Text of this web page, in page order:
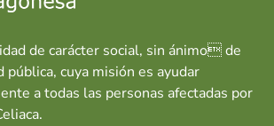
de carácter social, sin ánimo de
pública, cuya misión es ayudar
a todas las personas afectadas por